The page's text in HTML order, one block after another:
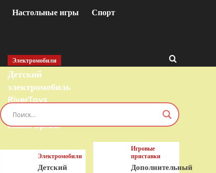
Настольные игры Спорт
Электромобили
Детский
электромобиль
RiverToys
T777TT 4WD
синий Spider
Электромобили
Детский
Игровые
приставки
Дополнительный